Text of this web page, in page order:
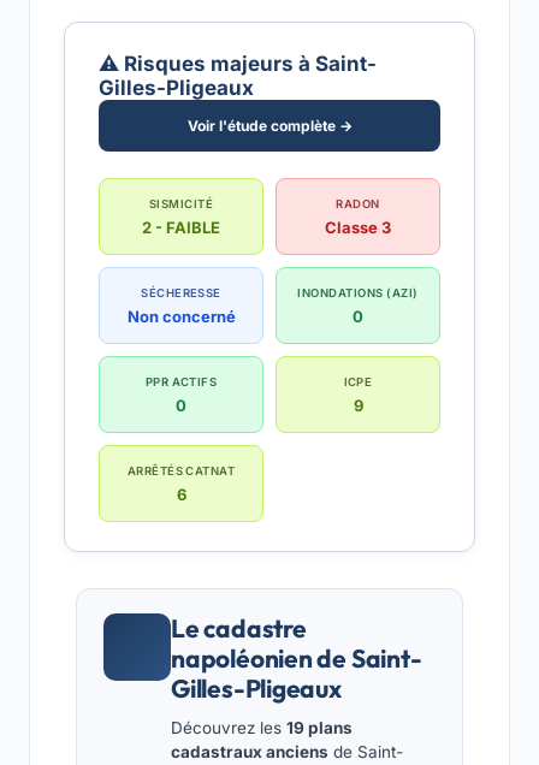
⚠️ Risques majeurs à Saint-
Gilles-Pligeaux
Voir l'étude complète →
SISMICITÉ
2 - FAIBLE
RADON
Classe 3
SÉCHERESSE
Non concerné
INONDATIONS (AZI)
0
PPR ACTIFS
0
ICPE
9
ARRÊTÉS CATNAT
6
Le cadastre
napoléonien de Saint-
Gilles-Pligeaux
Découvrez les 19 plans
cadastraux anciens de Saint-